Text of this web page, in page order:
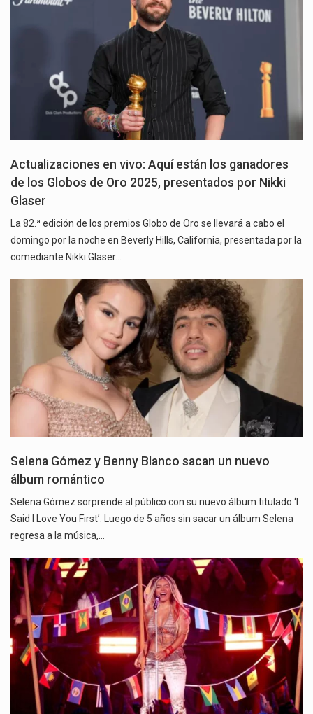
Actualizaciones en vivo: Aquí están los ganadores
de los Globos de Oro 2025, presentados por Nikki
Glaser
La 82.ª edición de los premios Globo de Oro se llevará a cabo el
domingo por la noche en Beverly Hills, California, presentada por la
comediante Nikki Glaser…
Selena Gómez y Benny Blanco sacan un nuevo
álbum romántico
Selena Gómez sorprende al público con su nuevo álbum titulado ‘I
Said I Love You First’. Luego de 5 años sin sacar un álbum Selena
regresa a la música,…